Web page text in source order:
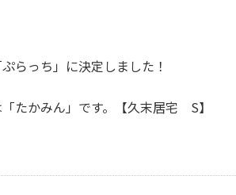
らっち」に決定しました！
たかみん」です。【久末居宅 S】